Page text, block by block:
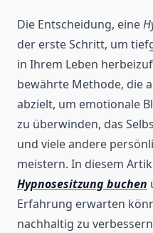
Die Entscheidung, eine
der erste Schritt, um
in Ihrem Leben
bewährte Methode, die
abzielt, um emotionale
zu überwinden, das
und viele andere
meistern. In diesem
Hypnosesitzung buchen
Erfahrung erwarten
nachhaltig zu